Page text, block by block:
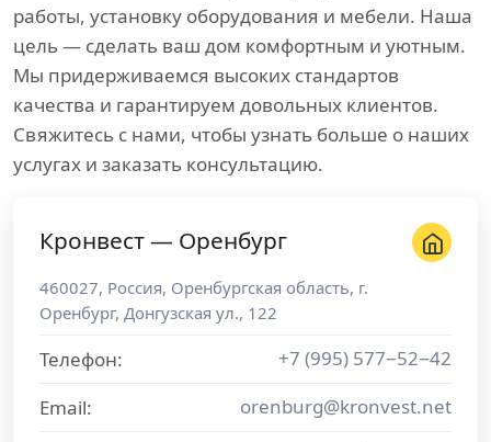
работы, установку оборудования и мебели. Наша
цель — сделать ваш дом комфортным и уютным.
Мы придерживаемся высоких стандартов
качества и гарантируем довольных клиентов.
Свяжитесь с нами, чтобы узнать больше о наших
услугах и заказать консультацию.
Кронвест — Оренбург
460027, Россия, Оренбургская область, г.
Оренбург, Донгузская ул., 122
Телефон:
+7 (995) 577−52−42
Email:
orenburg@kronvest.net